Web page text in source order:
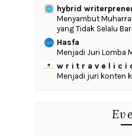
hybrid
Menyambut
yang Tidak Selalu
Hasfa
Menjadi Juri Lomba
w r i t r a v e l i c i
Menjadi juri konten